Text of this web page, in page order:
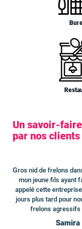
Un savoir-
par nos
Gros nid de frelons
mon jeune fils ayant
appelé cette
jours plus tard pour
frelons agressifs
Samira